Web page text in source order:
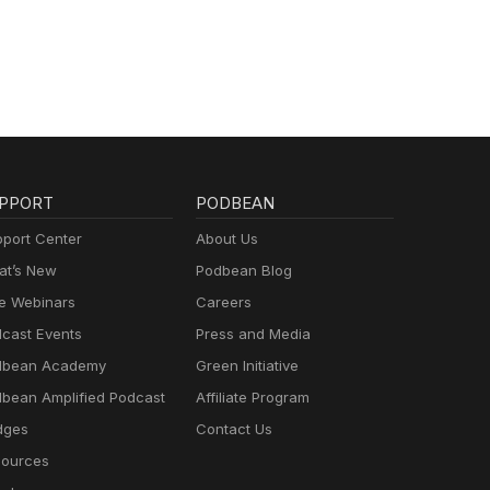
Center
New
Webinars
Events
Academy
Amplified Podcast
PODBEAN
About Us
Podbean Blog
Careers
Press and Media
Green Initiative
Affiliate Program
Contact Us